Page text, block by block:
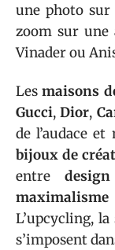
une photo
zoom sur une
Vinader ou
Lesmaisons
Gucci,Dior,
de l’audace
bijoux de
entre
maximalisme
L’upcycling,
s’imposent